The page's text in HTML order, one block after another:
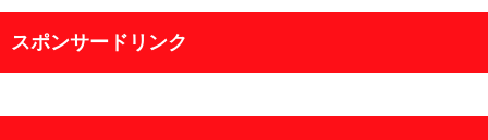
スポンサードリンク